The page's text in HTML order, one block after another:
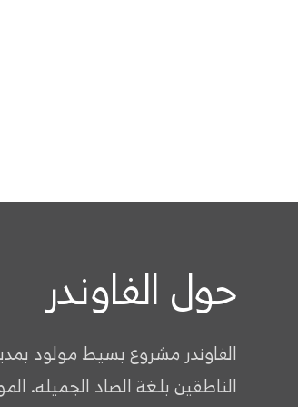
حول الفاوندر
الفاوندر مشروع بسيط مولود
الناطقين بلغة الضاد الجميله.